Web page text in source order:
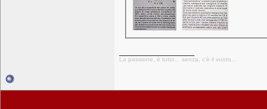
La passione, è tutto... senza, c'è il vuoto...